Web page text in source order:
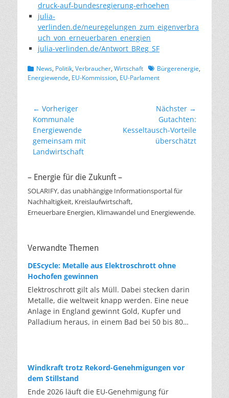
druck-auf-bundesregierung-erhoehen
julia-
verlinden.de/neuregelungen_zum_eigenverbra
uch_von_erneuerbaren_energien
julia-verlinden.de/Antwort_BReg_SF
Kategorien
News, Politik, Verbraucher, Wirtschaft Schlagworte
Bürgerenergie,
Energiewende, EU-Kommission, EU-Parlament
Beitragsnavigation
← Vorheriger
Vorheriger
Beitrag:
Kommunale
Energiewende
gemeinsam mit
Landwirtschaft
Nächster →
Beitrag:
Gutachten:
Kesseltausch-Vorteile
überschätzt
– Energie für die Zukunft –
SOLARIFY, das unabhängige Informationsportal für
Nachhaltigkeit, Kreislaufwirtschaft,
Erneuerbare Energien, Klimawandel und Energiewende.
Verwandte Themen
DEScycle: Metalle aus Elektroschrott ohne
Hochofen gewinnen
Elektroschrott gilt als Müll. Dabei stecken darin
Metalle, die weltweit knapp werden. Eine neue
Anlage in England gewinnt Gold, Kupfer und
Palladium heraus, in einem Bad bei 50 bis 80
tausend Grad ein. Energieintensiv und nur im
industriellen Großmaßstab möglich. Das Londoner
Start-up DEScycle hat im englischen Teesside eine
Windkraft trotz Rekord-Genehmigungen vor
dem Stillstand
Ende 2026 läuft die EU-Genehmigung für